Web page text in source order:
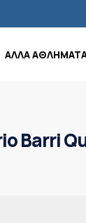
ΑΛΛΑ
Barri